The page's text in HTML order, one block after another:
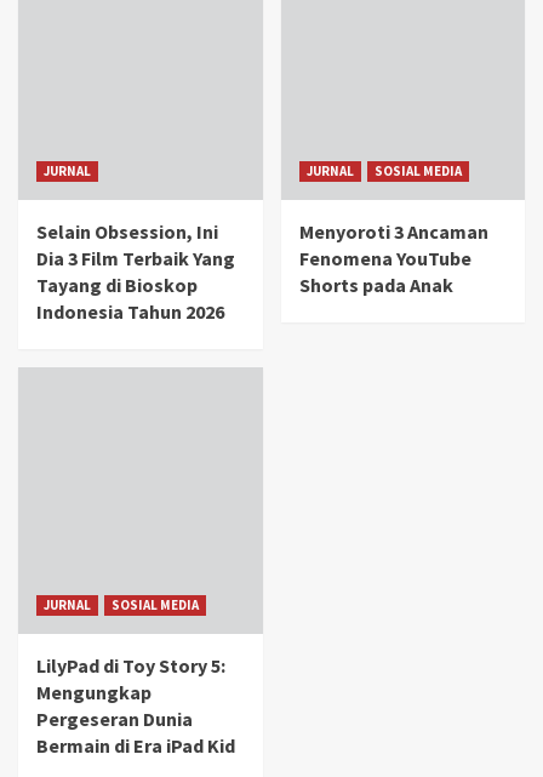
JURNAL
Selain Obsession, Ini
Dia 3 Film Terbaik Yang
Tayang di Bioskop
Indonesia Tahun 2026
JURNAL SOSIAL MEDIA
Menyoroti 3 Ancaman
Fenomena YouTube
Shorts pada Anak
JURNAL SOSIAL MEDIA
LilyPad di Toy Story 5:
Mengungkap
Pergeseran Dunia
Bermain di Era iPad Kid